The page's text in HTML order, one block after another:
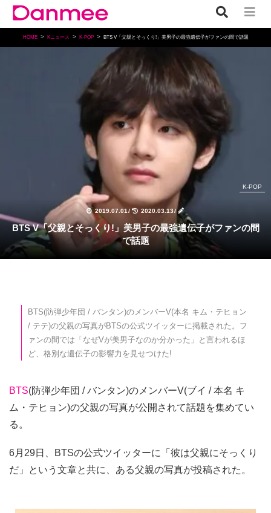
HOME Kニュース K-POP BTS V「父親とそっくり!」美男子の最強遺伝子がファンの間で話題
2019.07.01 / 2020.03.13/
K-POP
BTS V「父親とそっくり!」美男子の最強遺伝子がファンの間
で話題
BTS(防弾少年団 / バンタン)のメンバーV(本名 キム・テヒョン
/ テテ)の父親の写真がBTSの公式ツイッターに掲載された。フ
ァンの間では「なぜVが美男子なのか分かった」と言われるほ
ど、格別な遺伝子の影響力を見せつけた!
BTS(防弾少年団 / バンタン)のメンバーV(ブイ / 本名 キ
ム・テヒョン)の父親の写真が公開されて話題を集めてい
る。
6月29日、BTSの公式ツイッターに「彼は父親にそっくり
だ」という文章と共に、ある父親の写真が投稿された。